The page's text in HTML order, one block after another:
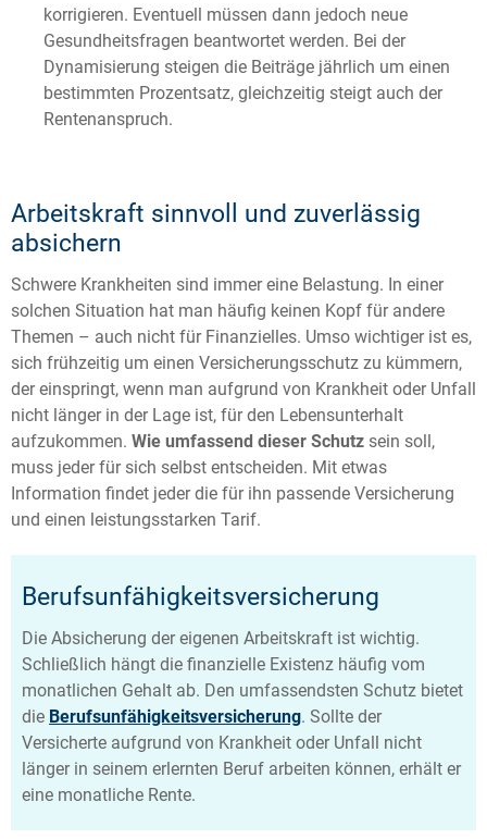
korrigieren. Eventuell müssen dann jedoch neue
Gesundheitsfragen beantwortet werden. Bei der
Dynamisierung steigen die Beiträge jährlich um einen
bestimmten Prozentsatz, gleichzeitig steigt auch der
Rentenanspruch.
Arbeitskraft sinnvoll und zuverlässig
absichern
Schwere Krankheiten sind immer eine Belastung. In einer
solchen Situation hat man häufig keinen Kopf für andere
Themen – auch nicht für Finanzielles. Umso wichtiger ist es,
sich frühzeitig um einen Versicherungsschutz zu kümmern,
der einspringt, wenn man aufgrund von Krankheit oder Unfall
nicht länger in der Lage ist, für den Lebensunterhalt
aufzukommen. Wie umfassend dieser Schutz sein soll,
muss jeder für sich selbst entscheiden. Mit etwas
Information findet jeder die für ihn passende Versicherung
und einen leistungsstarken Tarif.
Berufsunfähigkeitsversicherung
Die Absicherung der eigenen Arbeitskraft ist wichtig.
Schließlich hängt die finanzielle Existenz häufig vom
monatlichen Gehalt ab. Den umfassendsten Schutz bietet
die Berufsunfähigkeitsversicherung. Sollte der
Versicherte aufgrund von Krankheit oder Unfall nicht
länger in seinem erlernten Beruf arbeiten können, erhält er
eine monatliche Rente.